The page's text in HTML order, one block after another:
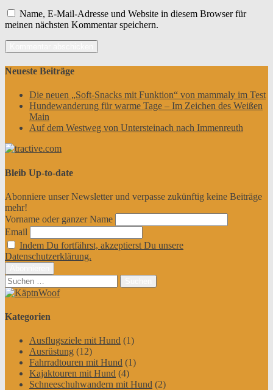
Name, E-Mail-Adresse und Website in diesem Browser für
meinen nächsten Kommentar speichern.
Neueste Beiträge
Die neuen „Soft-Snacks mit Funktion“ von mammaly im Test
Hundewanderung für warme Tage – Im Zeichen des Weißen
Main
Auf dem Westweg von Untersteinach nach Immenreuth
Bleib Up-to-date
Abonniere unser Newsletter und verpasse zukünftig keine Beiträge
mehr!
Vorname oder ganzer Name
Email
Indem Du fortfährst, akzeptierst Du unsere
Datenschutzerklärung.
Suchen
nach:
Kategorien
Ausflugsziele mit Hund (1)
Ausrüstung (12)
Fahrradtouren mit Hund (1)
Kajaktouren mit Hund (4)
Schneeschuhwandern mit Hund (2)